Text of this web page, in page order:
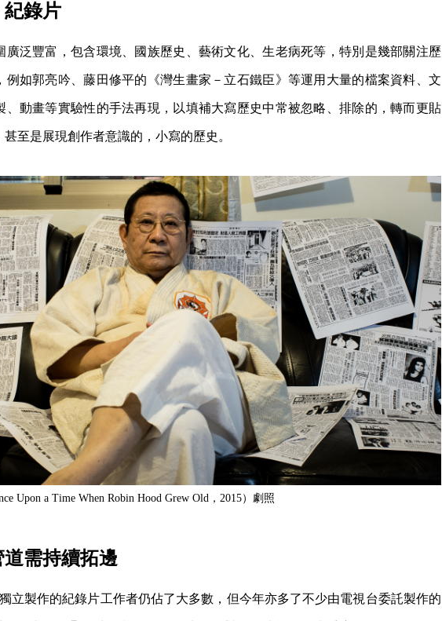
紀錄片
廣泛豐富，包含環境、國族歷史、藝術文化、生老病死等，特別是幾部關注歷
例如郭亮吟、藤田修平的《灣生畫家－立石鐵臣》等運用大量的檔案資料、文
、動畫等實驗性的手法再現，以填補大寫歷史中常被忽略、排除的，轉而更貼
至是展現創作者意識的，小寫的歷史。
Upon a Time When Robin Hood Grew Old，2015）劇照
需持續拓邊
立製作的紀錄片工作者仍佔了大多數，但今年亦多了不少由電視台委託製作的